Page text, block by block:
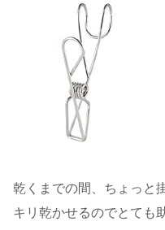
乾くまでの間、ちょっと
キリ乾かせるのでとても